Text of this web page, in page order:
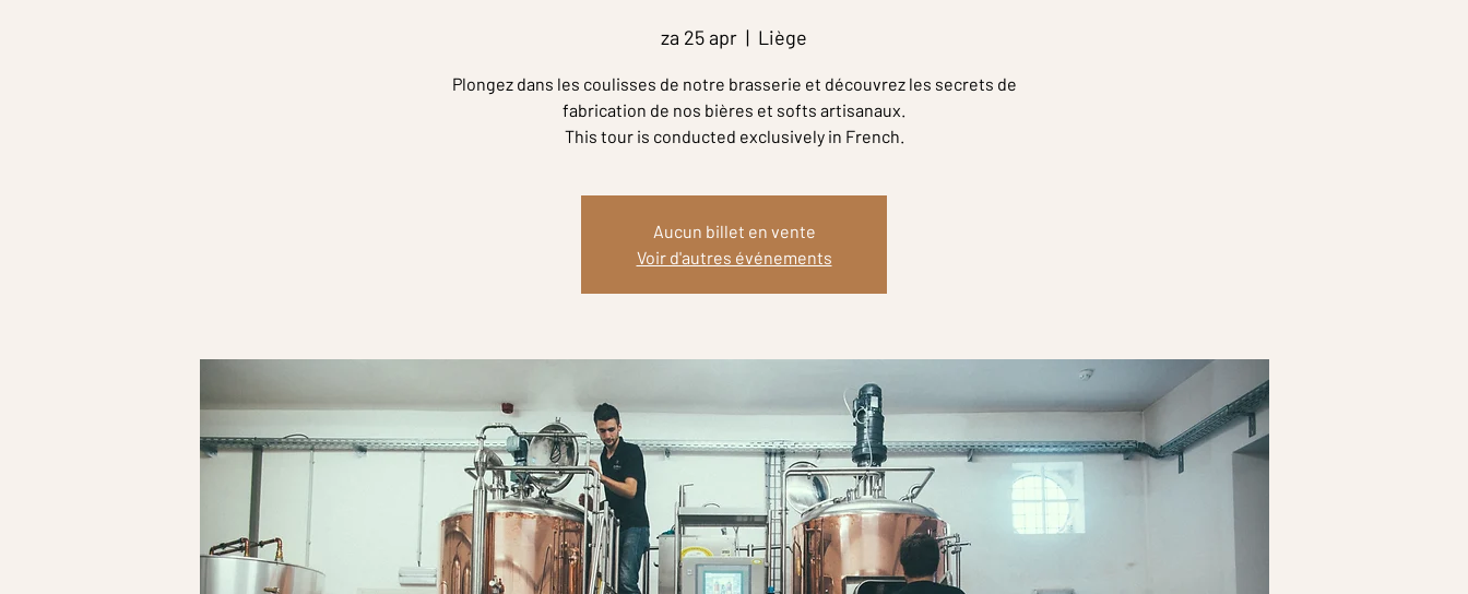
za 25 apr
  |
Liège
Plongez dans les coulisses de notre brasserie et découvrez les secrets de
fabrication de nos bières et softs artisanaux.
Aucun billet en vente
Voir d'autres événements